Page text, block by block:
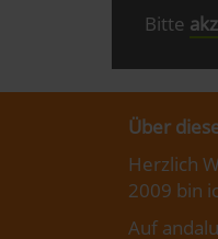
Bitte
Über
Herzlich
2009 bin
Auf